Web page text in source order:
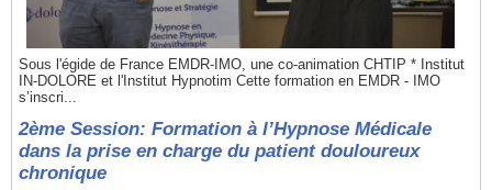
Sous l'égide de France EMDR-IMO, une co-animation CHTIP * Institut
IN-DOLORE et l'Institut Hypnotim Cette formation en EMDR - IMO
s’inscri...
2ème Session: Formation à l’Hypnose Médicale
dans la prise en charge du patient douloureux
chronique